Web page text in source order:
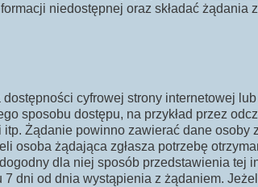
niedostępnej oraz składać żądania
cyfrowej strony internetowej
sposobu dostępu, na przykład przez
Żądanie powinno zawierać dane osoby
osoba żądająca zgłasza potrzebę
dla niej sposób przedstawienia tej
dni od dnia wystąpienia z żądaniem.